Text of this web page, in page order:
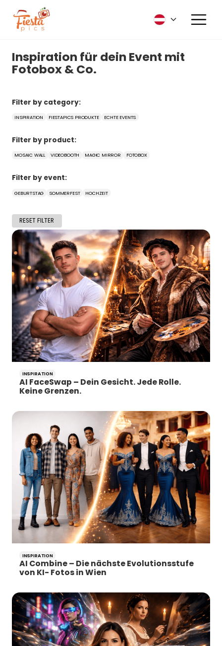
Inspiration für dein Event mit
Fotobox & Co.
Filter by category:
INSPIRATION FIESTAPICS PRODUKTE ECHTE EVENTS
Filter by product:
MOSAIC WALL VIDEOBOOTH MAGIC MIRROR FOTOBOX
Filter by event:
GEBURTSTAG SOMMERFEST HOCHZEIT
RESET FILTER
INSPIRATION
AI FaceSwap – Dein Gesicht. Jede Rolle.
Keine Grenzen.
INSPIRATION
AI Combine – Die nächste Evolutionsstufe
von KI- Fotos in Wien